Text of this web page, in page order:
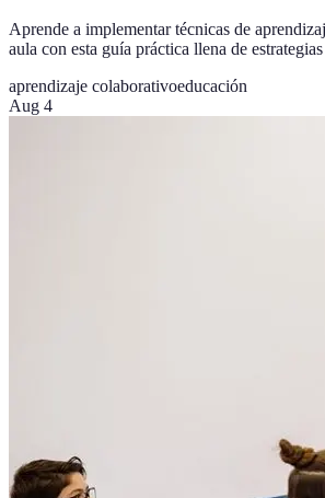
Aprende a implementar técnicas de
aula con esta guía práctica llena de
aprendizaje colaborativoeducación
Aug 4